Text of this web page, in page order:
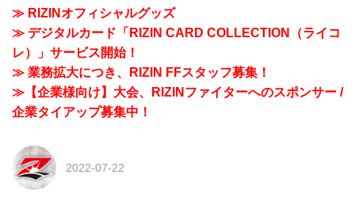
≫ RIZINオフィシャルグッズ
≫ デジタルカード「RIZIN CARD COLLECTION（ライコ
レ）」サービス開始！
≫ 業務拡大につき、RIZIN FFスタッフ募集！
≫【企業様向け】大会、RIZINファイターへのスポンサー /
企業タイアップ募集中！
2022-07-22